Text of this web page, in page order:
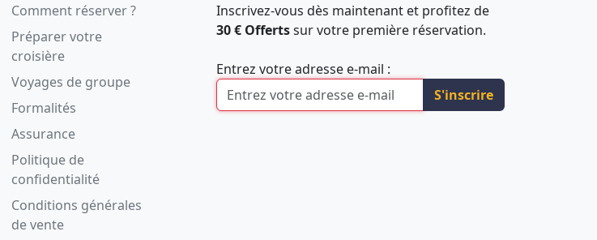
Comment réserver ?
Préparer votre
croisière
Voyages de groupe
Formalités
Assurance
Politique de
confidentialité
Conditions générales
de vente
Inscrivez-vous dès maintenant et profitez de
30 € Offertssur votre première réservation.
Entrez votre adresse e-mail :
S'inscrire